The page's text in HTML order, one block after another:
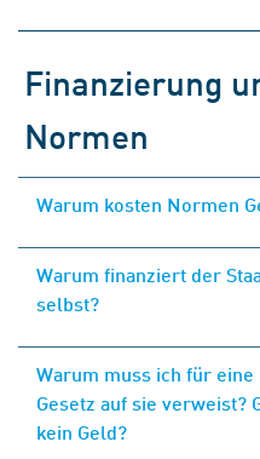
Finanzierung
Normen
Warum kosten Normen
Warum finanziert der
selbst?
Warum muss ich für
Gesetz auf sie verweist?
kein Geld?